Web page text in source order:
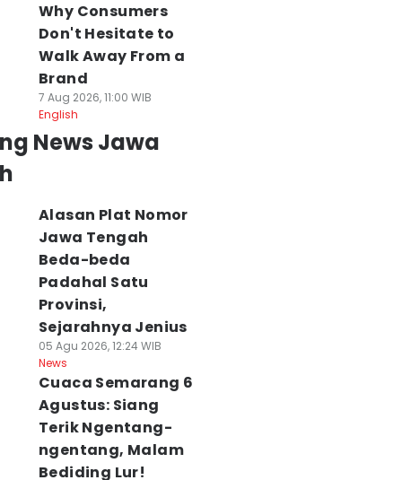
Why Consumers
Don't Hesitate to
Walk Away From a
Brand
7 Aug 2026, 11:00 WIB
English
News Jawa
Alasan Plat Nomor
Jawa Tengah
Beda-beda
Padahal Satu
Provinsi,
Sejarahnya Jenius
05 Agu 2026, 12:24 WIB
News
Cuaca Semarang 6
Agustus: Siang
Terik Ngentang-
ngentang, Malam
Bediding Lur!